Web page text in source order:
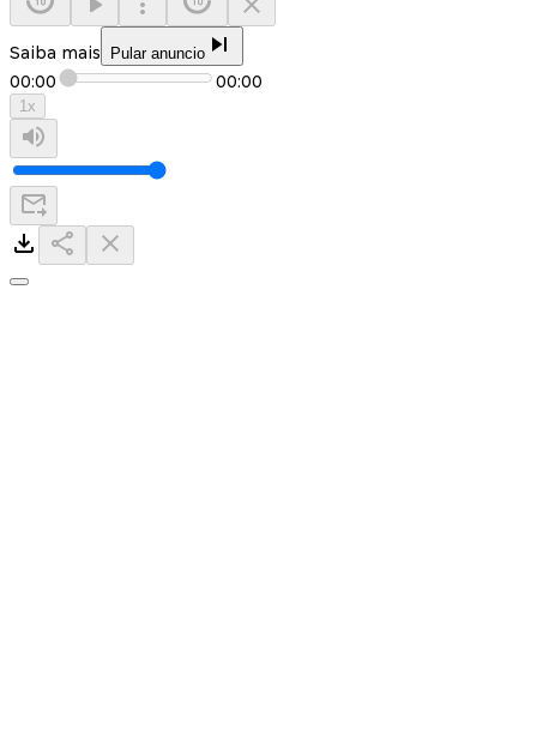
Saiba mais Pular anuncio
00:00 00:00
1x